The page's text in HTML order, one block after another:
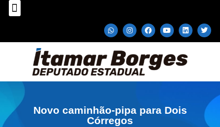
Novo caminhão-pipa para Dois
Córregos